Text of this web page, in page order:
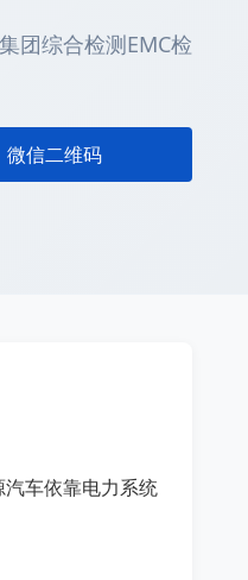
团综合检测EMC检
微信二维码
车依靠电力系统